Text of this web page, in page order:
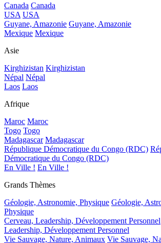
Canada Canada
USA USA
Guyane, Amazonie Guyane, Amazonie
Mexique Mexique
Asie
Kirghizistan Kirghizistan
Népal Népal
Laos Laos
Afrique
Maroc Maroc
Togo Togo
Madagascar Madagascar
République Démocratique du Congo (RDC)
Démocratique du Congo (RDC)
En Ville ! En Ville !
Grands Thèmes
Géologie, Astronomie, Physique Géologie,
Physique
Cerveau, Leadership, Développement Personnel
Leadership, Développement Personnel
Vie Sauvage, Nature, Animaux Vie Sauvage,